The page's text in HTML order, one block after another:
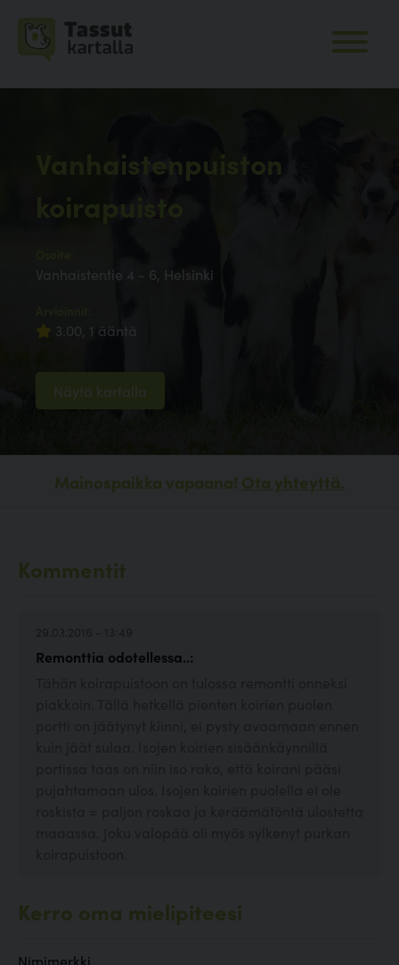
Vanhaistenpuiston
koirapuisto
Vanhaistentie 4 - 6, Helsinki
3.00, 1 ääntä
Näytä kartalla
Mainospaikka vapaana! Ota yhteyttä.
Kommentit
Remonttia odotellessa..:
Kerro oma mielipiteesi
Nimimerkki